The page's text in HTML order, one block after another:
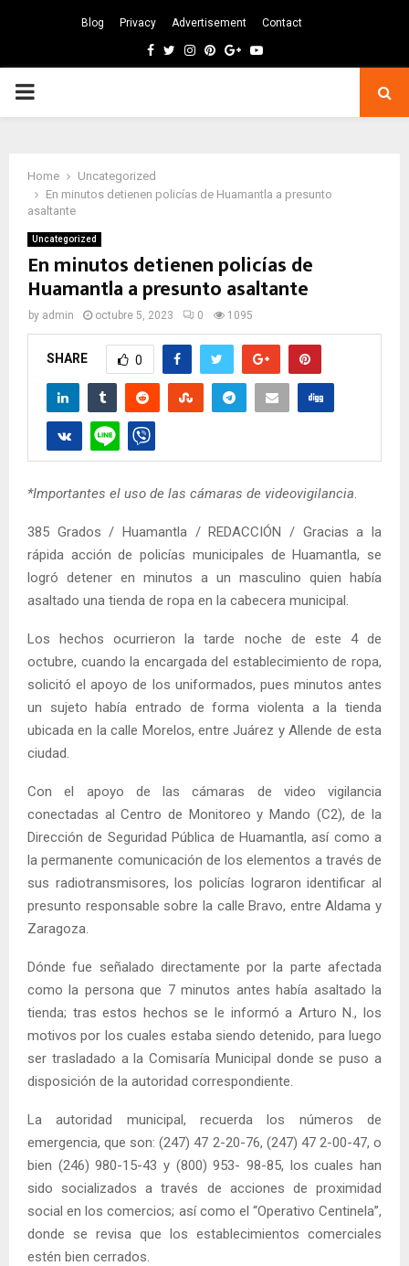
Blog Privacy Advertisement Contact
Facebook
TwitterInstagram
Pinterest
GoogleYoutube
PRIMARY
Home
Uncategorized
En minutos detienen policías de Huamantla a presunto
asaltante
Uncategorized
En minutos detienen policías de
Huamantla a presunto asaltante
by admin octubre 5, 2023 0 1095
SHARE 0
*Importantes el uso de las cámaras de videovigilancia
385 Grados / Huamantla / REDACCIÓN / Gracias a la
rápida acción de policías municipales de Huamantla, se
logró detener en minutos a un masculino quien había
asaltado una tienda de ropa en la cabecera municipal.
Los hechos ocurrieron la tarde noche de este 4 de
octubre, cuando la encargada del establecimiento de ropa,
solicitó el apoyo de los uniformados, pues minutos antes
un sujeto había entrado de forma violenta a la tienda
ubicada en la calle Morelos, entre Juárez y Allende de esta
ciudad.
Con el apoyo de las cámaras de video vigilancia
conectadas al Centro de Monitoreo y Mando (C2), de la
Dirección de Seguridad Pública de Huamantla, así como a
la permanente comunicación de los elementos a través de
sus radiotransmisores, los policías lograron identificar al
presunto responsable sobre la calle Bravo, entre Aldama y
Zaragoza.
Dónde fue señalado directamente por la parte afectada
como la persona que 7 minutos antes había asaltado la
tienda; tras estos hechos se le informó a Arturo N., los
motivos por los cuales estaba siendo detenido, para luego
ser trasladado a la Comisaría Municipal donde se puso a
disposición de la autoridad correspondiente.
La autoridad municipal, recuerda los números de
emergencia, que son: (247) 47 2-20-76, (247) 47 2-00-47, o
bien (246) 980-15-43 y (800) 953- 98-85, los cuales han
sido socializados a través de acciones de proximidad
social en los comercios; así como el “Operativo Centinela”,
donde se revisa que los establecimientos comerciales
estén bien cerrados.